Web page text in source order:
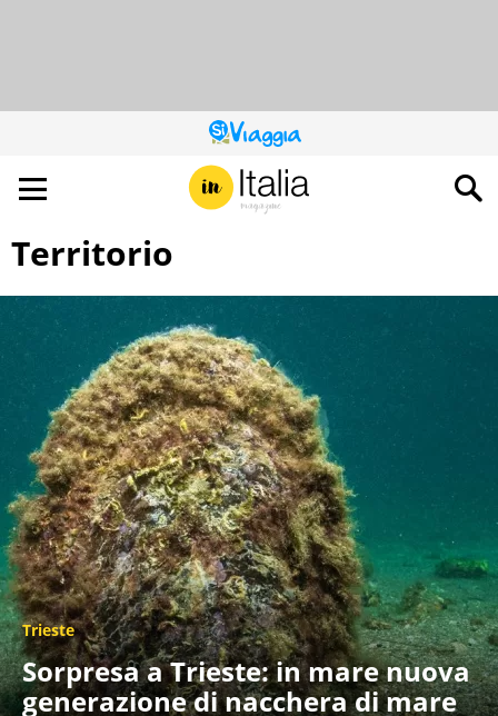
QUESTO
SITO
CONTRIBUISCE
ALL’AUDIENCE
DI
Territorio
Trieste
Sorpresa a Trieste: in mare nuova
generazione di nacchera di mare